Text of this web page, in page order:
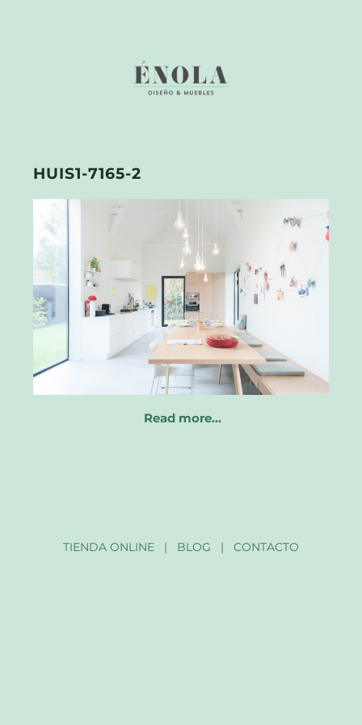
HUIS1-7165-2
Read more…
TIENDA ONLINE| BLOG | CONTACTO